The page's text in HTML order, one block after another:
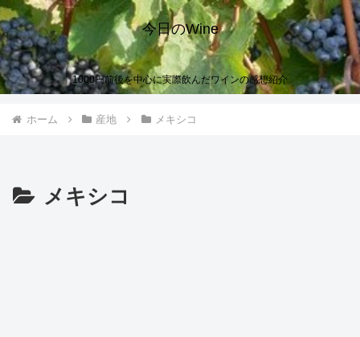
今日のWine
1000円前後を中心に実際飲んだワインの感想紹介
ホーム 産地 メキシコ
メキシコ